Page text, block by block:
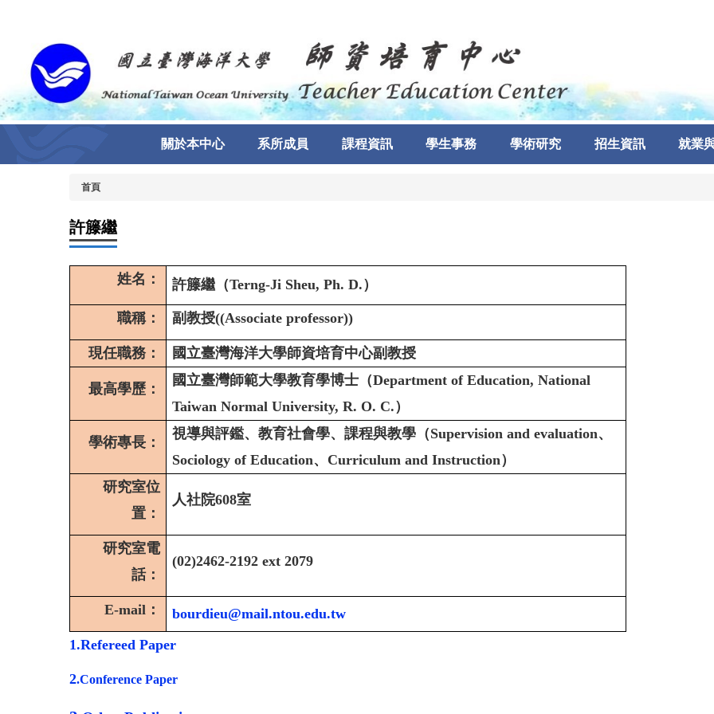
關於本中心 系所成員 課程資訊 學生事務 學術研究 招生資訊 就業
首頁
許籐繼
姓名： 許籐繼（Terng-Ji Sheu, Ph. D.）
職稱： 副教授((Associate professor))
現任職務： 國立臺灣海洋大學師資培育中心副教授
最高學歷：
國立臺灣師範大學教育學博士（Department of Education, National
Taiwan Normal University, R. O. C.）
學術專長：
視導與評鑑、教育社會學、課程與教學（Supervision and evaluation、
Sociology of Education、Curriculum and Instruction）
研究室位
置：
人社院608室
研究室電
話：
(02)2462-2192 ext 2079
E-mail：
bourdieu@mail.ntou.edu.tw
1.Refereed Paper
2.Conference Paper